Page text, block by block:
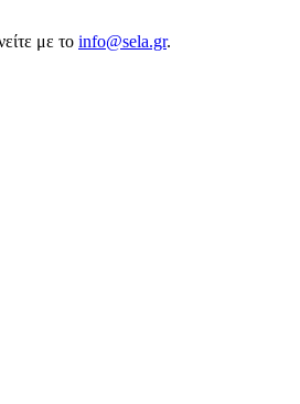
με το info@sela.gr.